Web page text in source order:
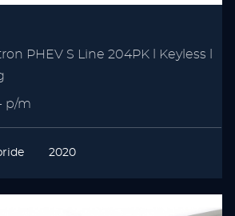
PHEV S Line 204PK l Keyless l
p/m
2020